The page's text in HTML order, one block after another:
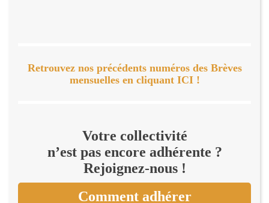
Retrouvez nos précédents numéros des Brèves
mensuelles en cliquant ICI !
Votre collectivité
n’est pas encore adhérente ?
Rejoignez-nous !
Comment adhérer